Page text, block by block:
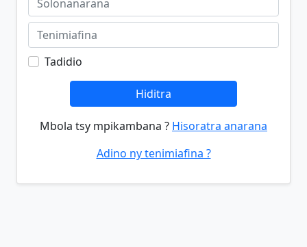
Tadidio
Hiditra
Mbola tsy mpikambana ? Hisoratra anarana
Adino ny tenimiafina ?